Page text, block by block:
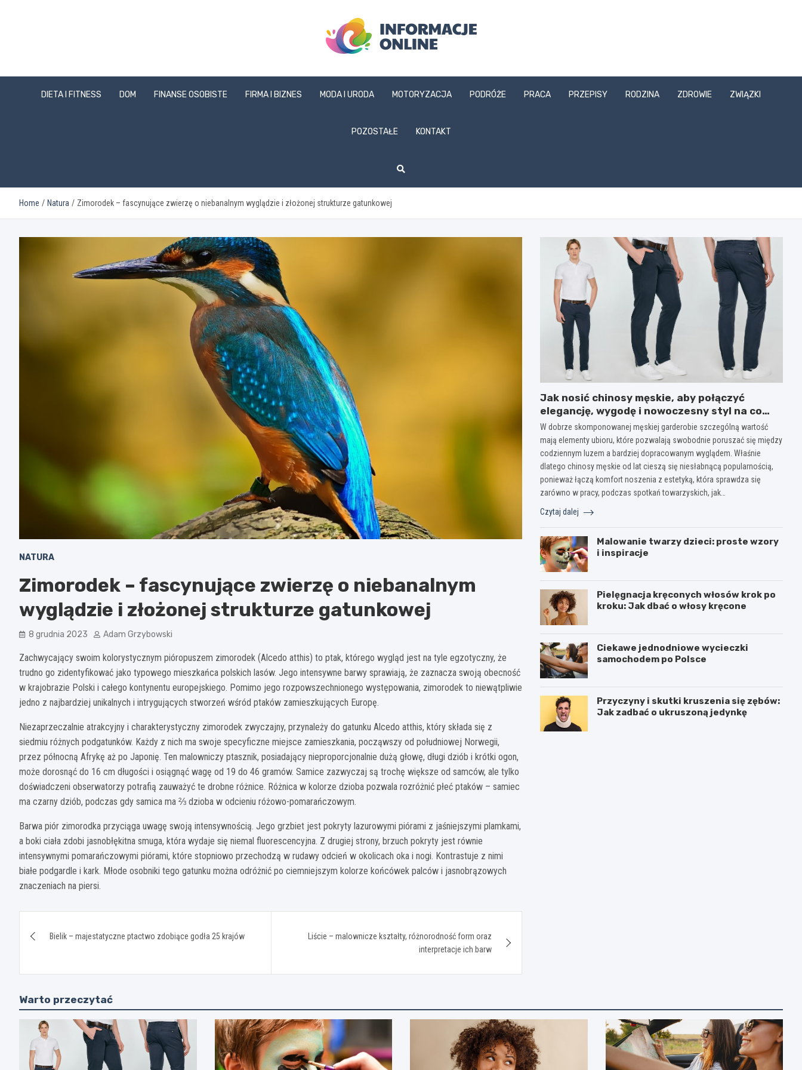
informacjeonline.pl
DIETA I FITNESS DOM FINANSE OSOBISTE FIRMA I BIZNES MODA I URODA MOTORYZACJA PODRÓŻE PRACA PRZEPISY RODZINA ZDROWIE ZWIĄZKI
POZOSTAŁE KONTAKT
Home Natura Zimorodek – fascynujące zwierzę o niebanalnym wyglądzie i złożonej strukturze gatunkowej
NATURA
Zimorodek – fascynujące zwierzę o niebanalnym
wyglądzie i złożonej strukturze gatunkowej
8 grudnia 2023 Adam Grzybowski
Zachwycający swoim kolorystycznym pióropuszem zimorodek (Alcedo atthis) to ptak, którego wygląd jest na tyle egzotyczny, że
trudno go zidentyfikować jako typowego mieszkańca polskich lasów. Jego intensywne barwy sprawiają, że zaznacza swoją obecność
w krajobrazie Polski i całego kontynentu europejskiego. Pomimo jego rozpowszechnionego występowania, zimorodek to niewątpliwie
jedno z najbardziej unikalnych i intrygujących stworzeń wśród ptaków zamieszkujących Europę.
Niezaprzeczalnie atrakcyjny i charakterystyczny zimorodek zwyczajny, przynależy do gatunku Alcedo atthis, który składa się z
siedmiu różnych podgatunków. Każdy z nich ma swoje specyficzne miejsce zamieszkania, począwszy od południowej Norwegii,
przez północną Afrykę aż po Japonię. Ten malowniczy ptasznik, posiadający nieproporcjonalnie dużą głowę, długi dziób i krótki ogon,
może dorosnąć do 16 cm długości i osiągnąć wagę od 19 do 46 gramów. Samice zazwyczaj są trochę większe od samców, ale tylko
doświadczeni obserwatorzy potrafią zauważyć te drobne różnice. Różnica w kolorze dzioba pozwala rozróżnić płeć ptaków – samiec
ma czarny dziób, podczas gdy samica ma ⅔ dzioba w odcieniu różowo-pomarańczowym.
Barwa piór zimorodka przyciąga uwagę swoją intensywnością. Jego grzbiet jest pokryty lazurowymi piórami z jaśniejszymi plamkami,
a boki ciała zdobi jasnobłękitna smuga, która wydaje się niemal fluorescencyjna. Z drugiej strony, brzuch pokryty jest równie
intensywnymi pomarańczowymi piórami, które stopniowo przechodzą w rudawy odcień w okolicach oka i nogi. Kontrastuje z nimi
białe podgardle i kark. Młode osobniki tego gatunku można odróżnić po ciemniejszym kolorze końcówek palców i jasnobrązowych
znaczeniach na piersi.
wpisuBielik – majestatyczne ptactwo zdobiące godła 25 krajów
Liście – malownicze kształty, różnorodność form oraz
interpretacje ich barw
Jak nosić chinosy męskie, aby połączyć
elegancję, wygodę i nowoczesny styl na co
dzień?
W dobrze skomponowanej męskiej garderobie szczególną wartość
mają elementy ubioru, które pozwalają swobodnie poruszać się między
codziennym luzem a bardziej dopracowanym wyglądem. Właśnie
dlatego chinosy męskie od lat cieszą się niesłabnącą popularnością,
ponieważ łączą komfort noszenia z estetyką, która sprawdza się
zarówno w pracy, podczas spotkań towarzyskich, jak…
Czytaj dalej
Malowanie twarzy dzieci: proste wzory
i inspiracje
Pielęgnacja kręconych włosów krok po
kroku: Jak dbać o włosy kręcone
Ciekawe jednodniowe wycieczki
samochodem po Polsce
Przyczyny i skutki kruszenia się zębów:
Jak zadbać o ukruszoną jedynkę
Warto przeczytać